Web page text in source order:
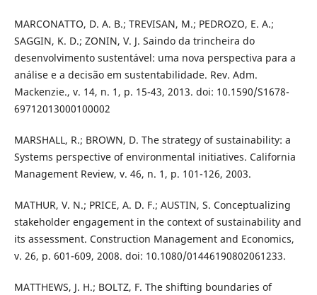
MARCONATTO, D. A. B.; TREVISAN, M.; PEDROZO, E. A.;
SAGGIN, K. D.; ZONIN, V. J. Saindo da trincheira do
desenvolvimento sustentável: uma nova perspectiva para a
análise e a decisão em sustentabilidade. Rev. Adm.
Mackenzie., v. 14, n. 1, p. 15-43, 2013. doi: 10.1590/S1678-
69712013000100002
MARSHALL, R.; BROWN, D. The strategy of sustainability: a
Systems perspective of environmental initiatives. California
Management Review, v. 46, n. 1, p. 101-126, 2003.
MATHUR, V. N.; PRICE, A. D. F.; AUSTIN, S. Conceptualizing
stakeholder engagement in the context of sustainability and
its assessment. Construction Management and Economics,
v. 26, p. 601-609, 2008. doi: 10.1080/01446190802061233.
MATTHEWS, J. H.; BOLTZ, F. The shifting boundaries of